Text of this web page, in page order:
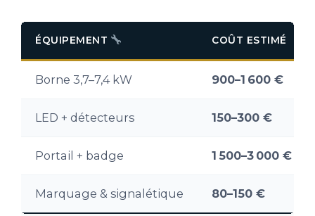
ÉQUIPEMENT COÛT ESTIMÉ
Borne 3,7–7,4 kW 900–1 600 €
LED + détecteurs 150–300 €
Portail + badge 1 500–3 000 €
Marquage & signalétique 80–150 €